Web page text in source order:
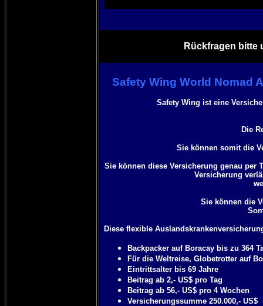
Rückfragen bitte
Safety Wing World Nomad
Safety Wing ist eine
Die
Sie können somit die
Sie können diese Versicherung genau per
Versicherung
Sie können die
Diese flexible
Backpacker auf Boracay bis zu 364
Für die Weltreise, Globetrotter auf
Eintrittsalter bis 69 Jahre
Beitrag ab 2,- US$ pro Tag
Beitrag ab 56,- US$ pro 4 Wochen
Versicherungssumme 250.000,- US$